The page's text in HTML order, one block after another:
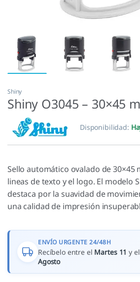
Shiny
Shiny O3045 – 30×45
Disponibilidad:
Sello automático ovalado de 30×45
lineas de texto y el logo. El modelo
destaca por la suavidad de
una calidad de impresión
ENVÍO URGENTE 24/48H
Recíbelo entre el Martes 11 y el
Agosto